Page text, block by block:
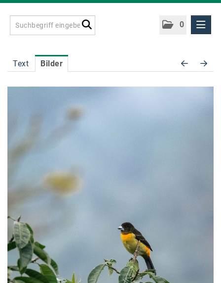
0
Accessiway
Arthur D. Little
Bake the Shape
BBDO Wien
Be.See.
BISON
Brandl Talos
Text Bilder